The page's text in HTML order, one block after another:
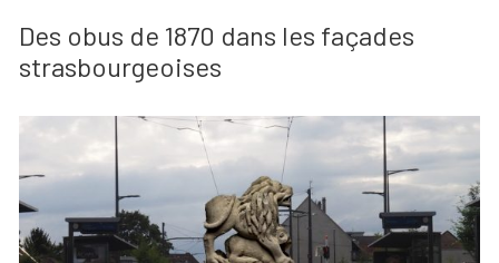
Des obus de 1870 dans les façades
strasbourgeoises